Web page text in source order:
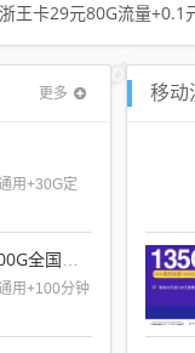
王卡29元80G流量+0.1
更多
用+30G定
用+100分钟
移动